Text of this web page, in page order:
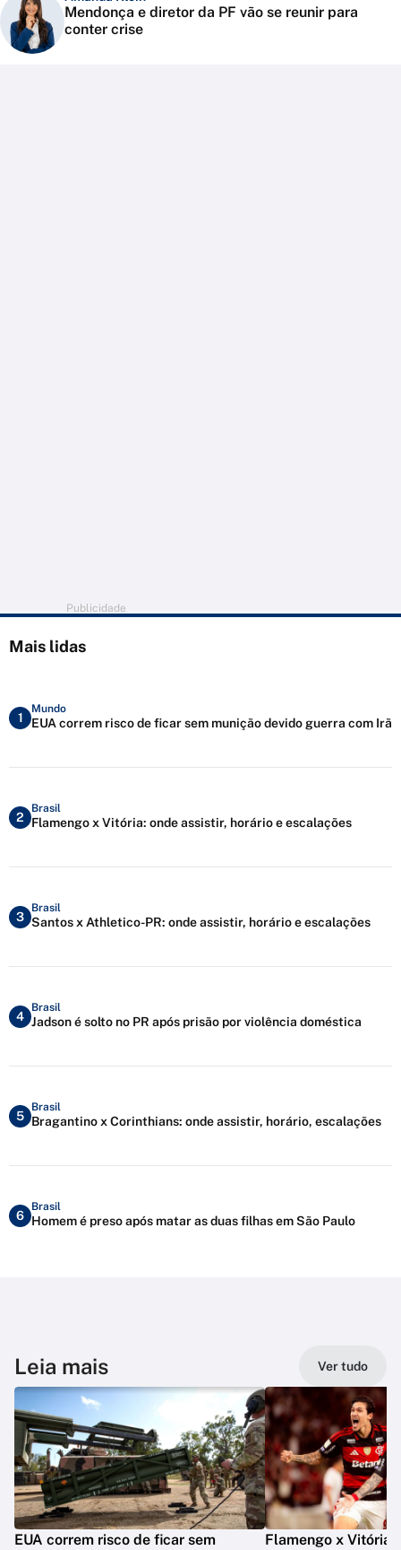
Mendonça e diretor da PF vão se reunir para
conter crise
Publicidade
Mais lidas
1
Mundo
EUA correm risco de ficar sem munição devido guerra com Irã
2
Brasil
Flamengo x Vitória: onde assistir, horário e escalações
3
Brasil
Santos x Athletico-PR: onde assistir, horário e escalações
4
Brasil
Jadson é solto no PR após prisão por violência doméstica
5
Brasil
Bragantino x Corinthians: onde assistir, horário, escalações
6
Brasil
Homem é preso após matar as duas filhas em São Paulo
Leia mais Ver tudo
EUA correm risco de ficar sem
Flamengo x Vitória: